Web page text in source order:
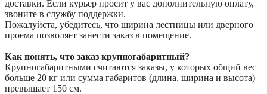
доставки. Если курьер просит у вас дополнительную оплату,
звоните в службу поддержки.
Пожалуйста, убедитесь, что ширина лестницы или дверного
проема позволяет занести заказ в помещение.
Как понять, что заказ крупногабаритный?
Крупногабаритными считаются заказы, у которых общий вес
больше 20 кг или сумма габаритов (длина, ширина и высота)
превышает 150 см.